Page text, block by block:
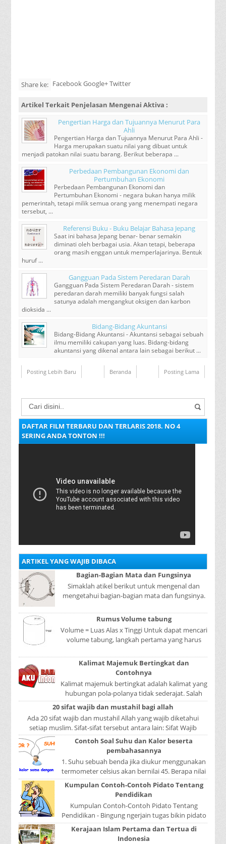
Share ke: Facebook Google+ Twitter
Artikel Terkait Penjelasan Mengenai Aktiva :
Pengertian Harga dan Tujuannya Menurut Para
Ahli
Pengertian Harga dan Tujuannya Menurut Para Ahli -
Harga merupakan suatu nilai yang dibuat untuk
menjadi patokan nilai suatu barang. Berikut beberapa ...
Perbedaan Pembangunan Ekonomi dan
Pertumbuhan Ekonomi
Perbedaan Pembangunan Ekonomi dan
Pertumbuhan Ekonomi - negara bukan hanya milik
pemerintah, tetapi milik semua orang yang menempati negara
tersebut, ...
Referensi Buku - Buku Belajar Bahasa Jepang
Saat ini bahasa Jepang benar- benar semakin
diminati oleh berbagai usia. Akan tetapi, beberapa
orang masih enggan untuk memperlajarinya. Bentuk
huruf ...
Gangguan Pada Sistem Peredaran Darah
Gangguan Pada Sistem Peredaran Darah - sistem
peredaran darah memiliki banyak fungsi salah
satunya adalah mengangkut oksigen dan karbon
dioksida ...
Bidang-Bidang Akuntansi
Bidang-Bidang Akuntansi - Akuntansi sebagai sebuah
ilmu memiliki cakupan yang luas. Bidang-bidang
akuntansi yang dikenal antara lain sebagai berikut ...
Posting Lebih Baru Posting Lama
Beranda
DAFTAR FILM TERBARU DAN TERLARIS 2018. NO 4
SERING ANDA TONTON !!!
ARTIKEL YANG WAJIB DIBACA
Bagian-Bagian Mata dan Fungsinya
Simaklah atikel berikut untuk mengenal dan
mengetahui bagian-bagian mata dan fungsinya.
mer...
Rumus Volume tabung
Volume = Luas Alas x Tinggi Untuk dapat mencari
volume tabung, langkah pertama yang harus
tabun...
Kalimat Majemuk Bertingkat dan
Contohnya
Kalimat majemuk bertingkat adalah kalimat yang
hubungan pola-polanya tidak sederajat. Salah
satu pola menduduki sebagai induk kalimat, se...
20 sifat wajib dan mustahil bagi allah
Ada 20 sifat wajib dan mustahil Allah yang wajib diketahui
setiap muslim. Sifat-sifat tersebut antara lain: Sifat Wajib
Tulisan A...
Contoh Soal Suhu dan Kalor beserta
pembahasannya
1. Suhu sebuah benda jika diukur menggunakan
termometer celsius akan bernilai 45. Berapa nilai
yang ditunjukkan oleh termometer Reamur, ...
Kumpulan Contoh-Contoh Pidato Tentang
Pendidikan
Kumpulan Contoh-Contoh Pidato Tentang
Pendidikan - Bingung ngerjain tugas bikin pidato
sekolah? Atau sedang nyari kumpulan contoh-
contoh ...
Kerajaan Islam Pertama dan Tertua di
Indonesia